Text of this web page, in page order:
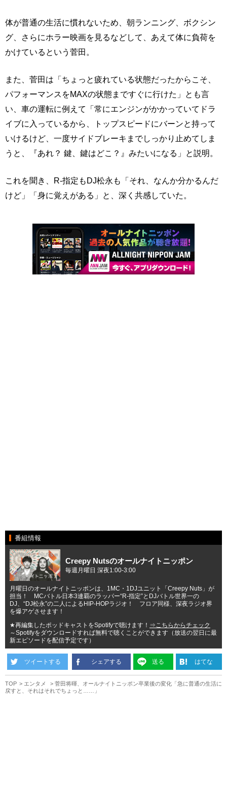
体が普通の生活に慣れないため、朝ランニング、ボクシン
グ、さらにホラー映画を見るなどして、あえて体に負荷を
かけているという菅田。
また、菅田は「ちょっと疲れている状態だったからこそ、
パフォーマンスをMAXの状態まですぐに行けた」とも言
い、車の運転に例えて「常にエンジンがかかっていてドラ
イブに入っているから、トップスピードにバーンと持って
いけるけど、一度サイドブレーキまでしっかり止めてしま
うと、『あれ？ 鍵、鍵はどこ？』みたいになる」と説明。
これを聞き、R-指定もDJ松永も「それ、なんか分かるんだ
けど」「身に覚えがある」と、深く共感していた。
番組情報
Creepy Nutsのオールナイトニッポン
毎週月曜日 深夜1:00-3:00
月曜日のオールナイトニッポンは、1MC・1DJユニット「Creepy Nuts」が
担当！ MCバトル日本3連覇のラッパー“R-指定”とDJバトル世界一の
DJ、“DJ松永”の二人によるHIP-HOPラジオ！ フロア同様、深夜ラジオ界
を爆アゲさせます！
★再編集したポッドキャストをSpotifyで聴けます！ ⇒こちらからチェック
～Spotifyをダウンロードすれば無料で聴くことができます（放送の翌日に最
新エピソードを配信予定です）
ツイートする シェアする 送る はてな
TOP エンタメ
菅田将暉、オールナイトニッポン卒業後の変化「急に普通の生活に
戻すと、それはそれでちょっと……」